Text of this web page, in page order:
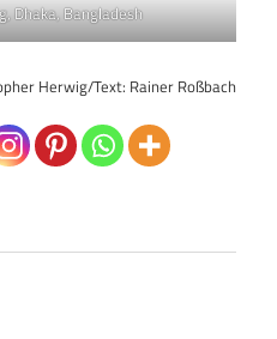
Dhaka, Bangladesh
Herwig/Text: Rainer Roßbach